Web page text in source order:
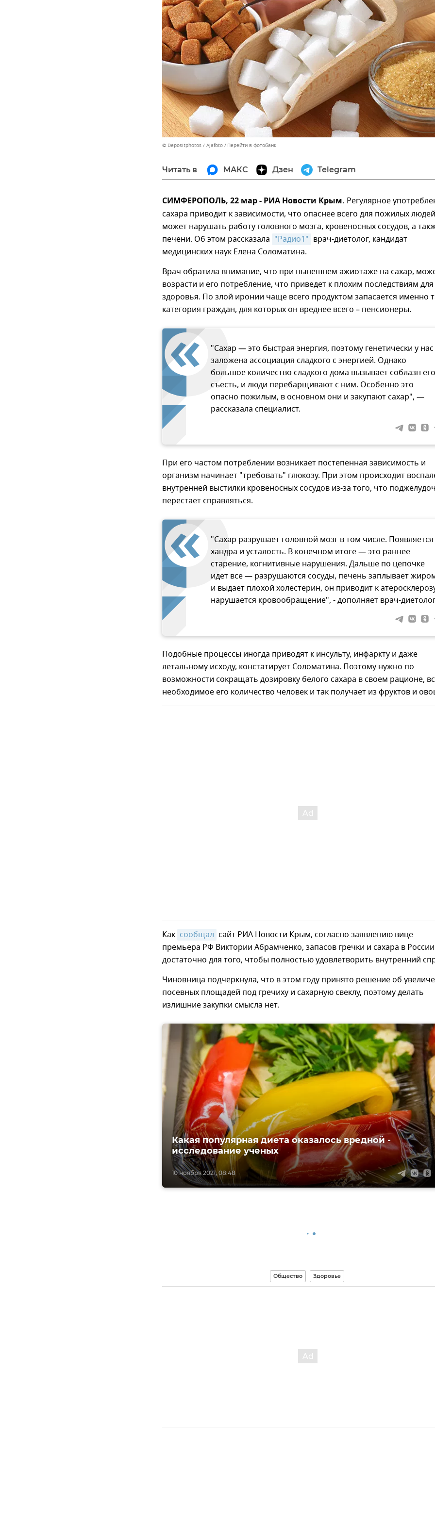
© Depositphotos / Ajafoto Перейти в фотобанк
Читать в МАКС Дзен Telegram
СИМФЕРОПОЛЬ, 22 мар - РИА Новости Крым. Регулярное
сахара приводит к зависимости, что опаснее всего для пожилых
может нарушать работу головного мозга, кровеносных сосудов, а
печени. Об этом рассказала "Радио1" врач-диетолог, кандидат
медицинских наук Елена Соломатина.
Врач обратила внимание, что при нынешнем ажиотаже на сахар,
возрасти и его потребление, что приведет к плохим последствиям для
здоровья. По злой иронии чаще всего продуктом запасается именно
категория граждан, для которых он вреднее всего – пенсионеры.
"Сахар — это быстрая энергия, поэтому генетически у нас
заложена ассоциация сладкого с энергией. Однако
большое количество сладкого дома вызывает соблазн его
съесть, и люди перебарщивают с ним. Особенно это
опасно пожилым, в основном они и закупают сахар", —
рассказала специалист.
При его частом потреблении возникает постепенная зависимость и
организм начинает "требовать" глюкозу. При этом происходит
внутренней выстилки кровеносных сосудов из-за того, что
перестает справляться.
"Сахар разрушает головной мозг в том числе. Появляется
хандра и усталость. В конечном итоге — это раннее
старение, когнитивные нарушения. Дальше по цепочке
идет все — разрушаются сосуды, печень заплывает
и выдает плохой холестерин, он приводит к
нарушается кровообращение", - дополняет врач-
Подобные процессы иногда приводят к инсульту, инфаркту и даже
летальному исходу, констатирует Соломатина. Поэтому нужно по
возможности сокращать дозировку белого сахара в своем рационе,
необходимое его количество человек и так получает из фруктов и
Как сообщал сайт РИА Новости Крым, согласно заявлению вице-
премьера РФ Виктории Абрамченко, запасов гречки и сахара в России
достаточно для того, чтобы полностью удовлетворить внутренний
Чиновница подчеркнула, что в этом году принято решение об
посевных площадей под гречиху и сахарную свеклу, поэтому делать
излишние закупки смысла нет.
10 ноября 2021, 08:48
Какая популярная диета оказалось вредной -
исследование ученых
Общество Здоровье